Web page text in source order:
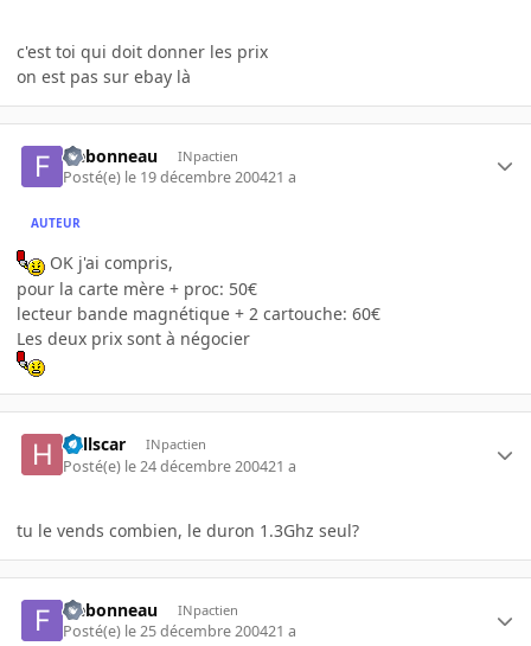
c'est toi qui doit donner les prix
on est pas sur ebay là
frebonneau INpactien
Posté(e) le 19 décembre 200421 a
AUTEUR
OK j'ai compris,
pour la carte mère + proc: 50€
lecteur bande magnétique + 2 cartouche: 60€
Les deux prix sont à négocier
hallscar INpactien
Posté(e) le 24 décembre 200421 a
tu le vends combien, le duron 1.3Ghz seul?
frebonneau INpactien
Posté(e) le 25 décembre 200421 a